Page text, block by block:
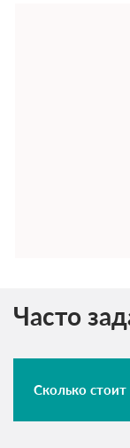
Часто
Сколько